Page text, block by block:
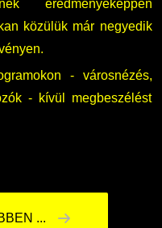
eredményeképpen
közülük már negyedik
- városnézés,
- kívül megbeszélést
...